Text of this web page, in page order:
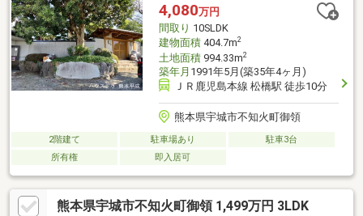
4,080万円
間取り 10SLDK
建物面積404.7m2
土地面積994.33m2
築年月 1991年5月(築35年4ヶ月)
ＪＲ鹿児島本線 松橋駅 徒歩10分
熊本県宇城市不知火町御領
2階建て 駐車場あり
駐車3台
所有権
即入居可
熊本県宇城市不知火町御領 1,499万円 3LDK